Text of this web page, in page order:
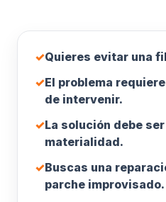
✓Quieres evitar una
✓El problema
de intervenir.
✓La solución debe
materialidad.
✓Buscas una
parche improvisado.